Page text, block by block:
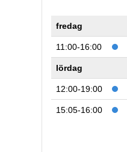
fredag
11:00-16:00
lördag
12:00-19:00
15:05-16:00